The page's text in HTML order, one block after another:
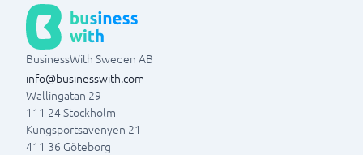
BusinessWith Sweden AB
info@businesswith.com
Wallingatan 29
111 24Stockholm
Kungsportsavenyen 21
411 36 Göteborg